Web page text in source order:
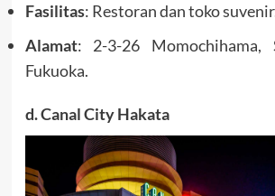
Fasilitas: Restoran dan toko
Alamat: 2-3-26 Momochihama,
Fukuoka.
d. Canal City Hakata